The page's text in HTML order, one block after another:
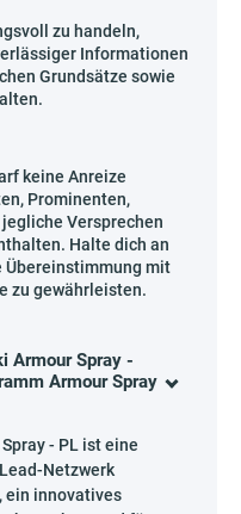
zu handeln,
Informationen
Grundsätze sowie
keine Anreize
Prominenten,
Versprechen
Halte dich an
Übereinstimmung mit
zu gewährleisten.
Armour Spray -
Armour Spray
- PL ist eine
Netzwerk
ein innovatives